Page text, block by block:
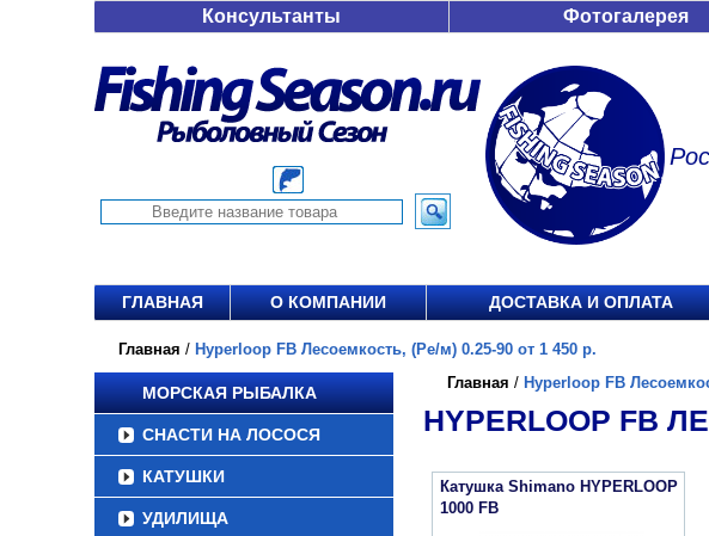
Консультанты Фотогалерея
ГЛАВНАЯ О КОМПАНИИ ДОСТАВКА И ОПЛАТА
Главная / Hyperloop FB Лесоемкость, (Ре/м) 0.25-90 от 1 450 р.
МОРСКАЯ РЫБАЛКА
СНАСТИ НА ЛОСОСЯ
КАТУШКИ
УДИЛИЩА
Главная / Hyperloop FB
HYPERLOOP FB
Катушка Shimano HYPERLOOP
1000 FB